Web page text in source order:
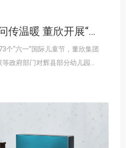
爱在“六一” 慰问传温暖 董欣开展“六一”送温暖活动
个“六一”国际儿童节，董欣集团
政府部门对辉县部分幼儿园进
在感谢辛勤劳动的教育工作者